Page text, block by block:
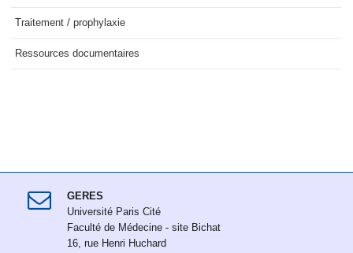
Traitement / prophylaxie
Ressources documentaires
GERES
Université Paris Cité
Faculté de Médecine - site Bichat
16, rue Henri Huchard